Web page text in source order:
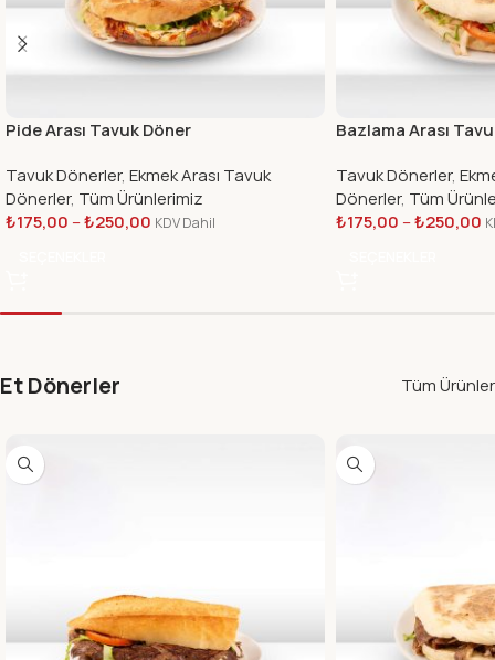
Pide Arası Tavuk Döner
Tavuk Dönerler, Ekmek Arası Tavuk
Dönerler, Tüm Ürünlerimiz
₺175,00 –₺250,00 KDV Dahil
Bazlama Arası
Tavuk Dönerler,
Dönerler, Tüm
₺175,00 –₺250,00
Et Dönerler Tüm Ürünler